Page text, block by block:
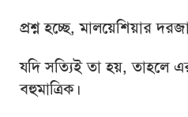
প্রশ্ন হচ্ছে, মালয়েশিয়ার
যদি সত্যিই তা হয়, তাহলে
বহুমাত্রিক।